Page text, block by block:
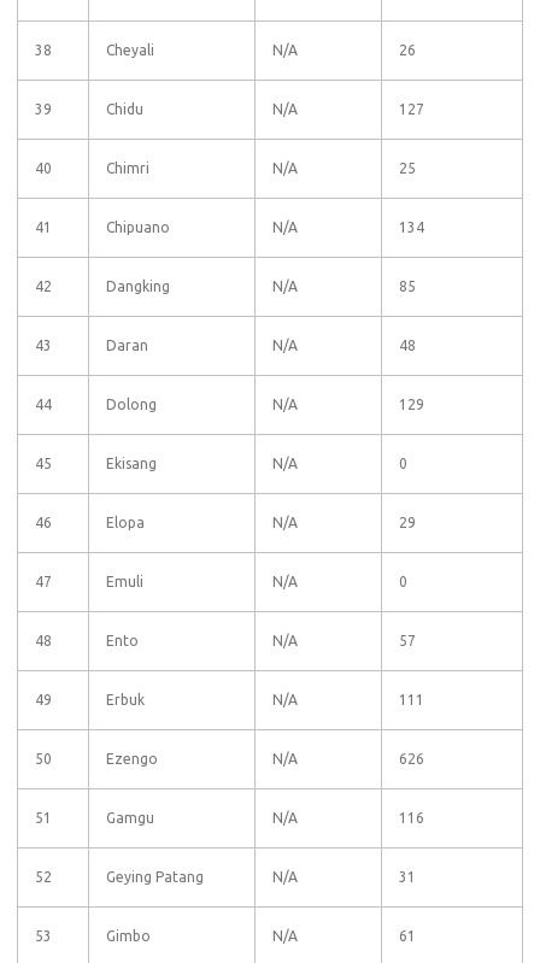
38 Cheyali N/A 26
39 Chidu N/A 127
40 Chimri N/A 25
41 Chipuano N/A 134
42 Dangking N/A 85
43 Daran N/A 48
44 Dolong N/A 129
45 Ekisang N/A 0
46 Elopa N/A 29
47 Emuli N/A 0
48 Ento N/A 57
49 Erbuk N/A 111
50 Ezengo N/A 626
51 Gamgu N/A 116
52 Geying Patang N/A 31
53 Gimbo N/A 61